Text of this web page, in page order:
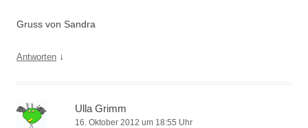
Gruss von Sandra
Antworten ↓
Ulla Grimm
16. Oktober 2012 um 18:55 Uhr